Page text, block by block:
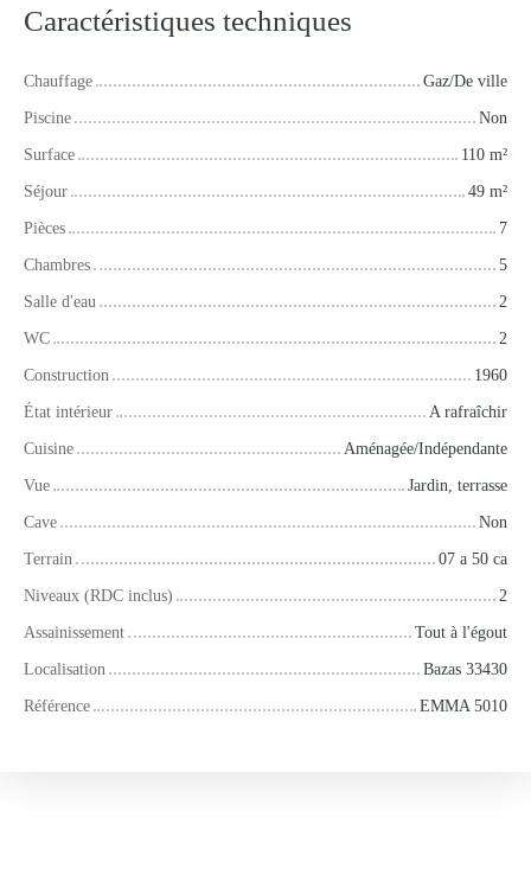
Caractéristiques techniques
Chauffage
Gaz/De ville
Piscine
Non
Surface
110 m²
Séjour
49 m²
Pièces
7
Chambres
5
Salle d'eau
2
WC
2
Construction
1960
État intérieur
A rafraîchir
Cuisine
Aménagée/Indépendante
Vue
Jardin, terrasse
Cave
Non
Terrain
07 a 50 ca
Niveaux (RDC inclus)
2
Assainissement
Tout à l'égout
Localisation
Bazas 33430
Référence
EMMA 5010